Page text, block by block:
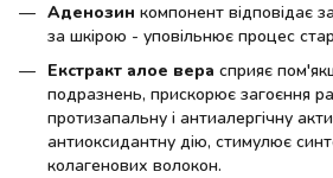
Аденозин компонент відповідає
за шкірою - уповільнює процес
Екстракт алое вера сприяє
подразнень, прискорює загоєння
протизапальну і антиалергічну
антиоксидантну дію, стимулює
колагенових волокон.